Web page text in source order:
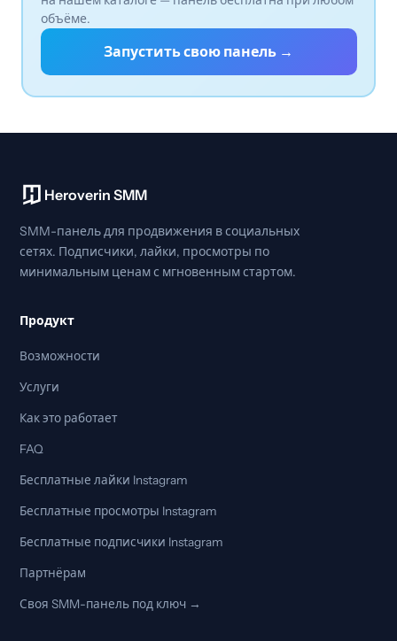
объёме.
Запустить свою панель →
Heroverin SMM
SMM-панель для продвижения в социальных
сетях. Подписчики, лайки, просмотры по
минимальным ценам с мгновенным стартом.
Продукт
Возможности
Услуги
Как это работает
FAQ
Бесплатные лайки Instagram
Бесплатные просмотры Instagram
Бесплатные подписчики Instagram
Партнёрам
Своя SMM-панель под ключ →